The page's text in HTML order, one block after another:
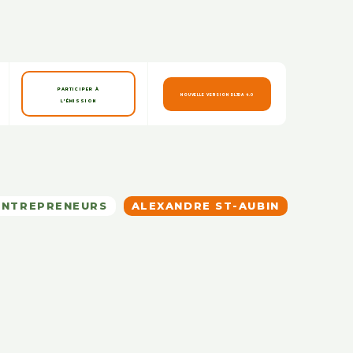
PARTICIPER À
L'ÉMISSION
NOUVELLE VERSION DLJDA 4.0
ALEXANDRE ST-AUBIN